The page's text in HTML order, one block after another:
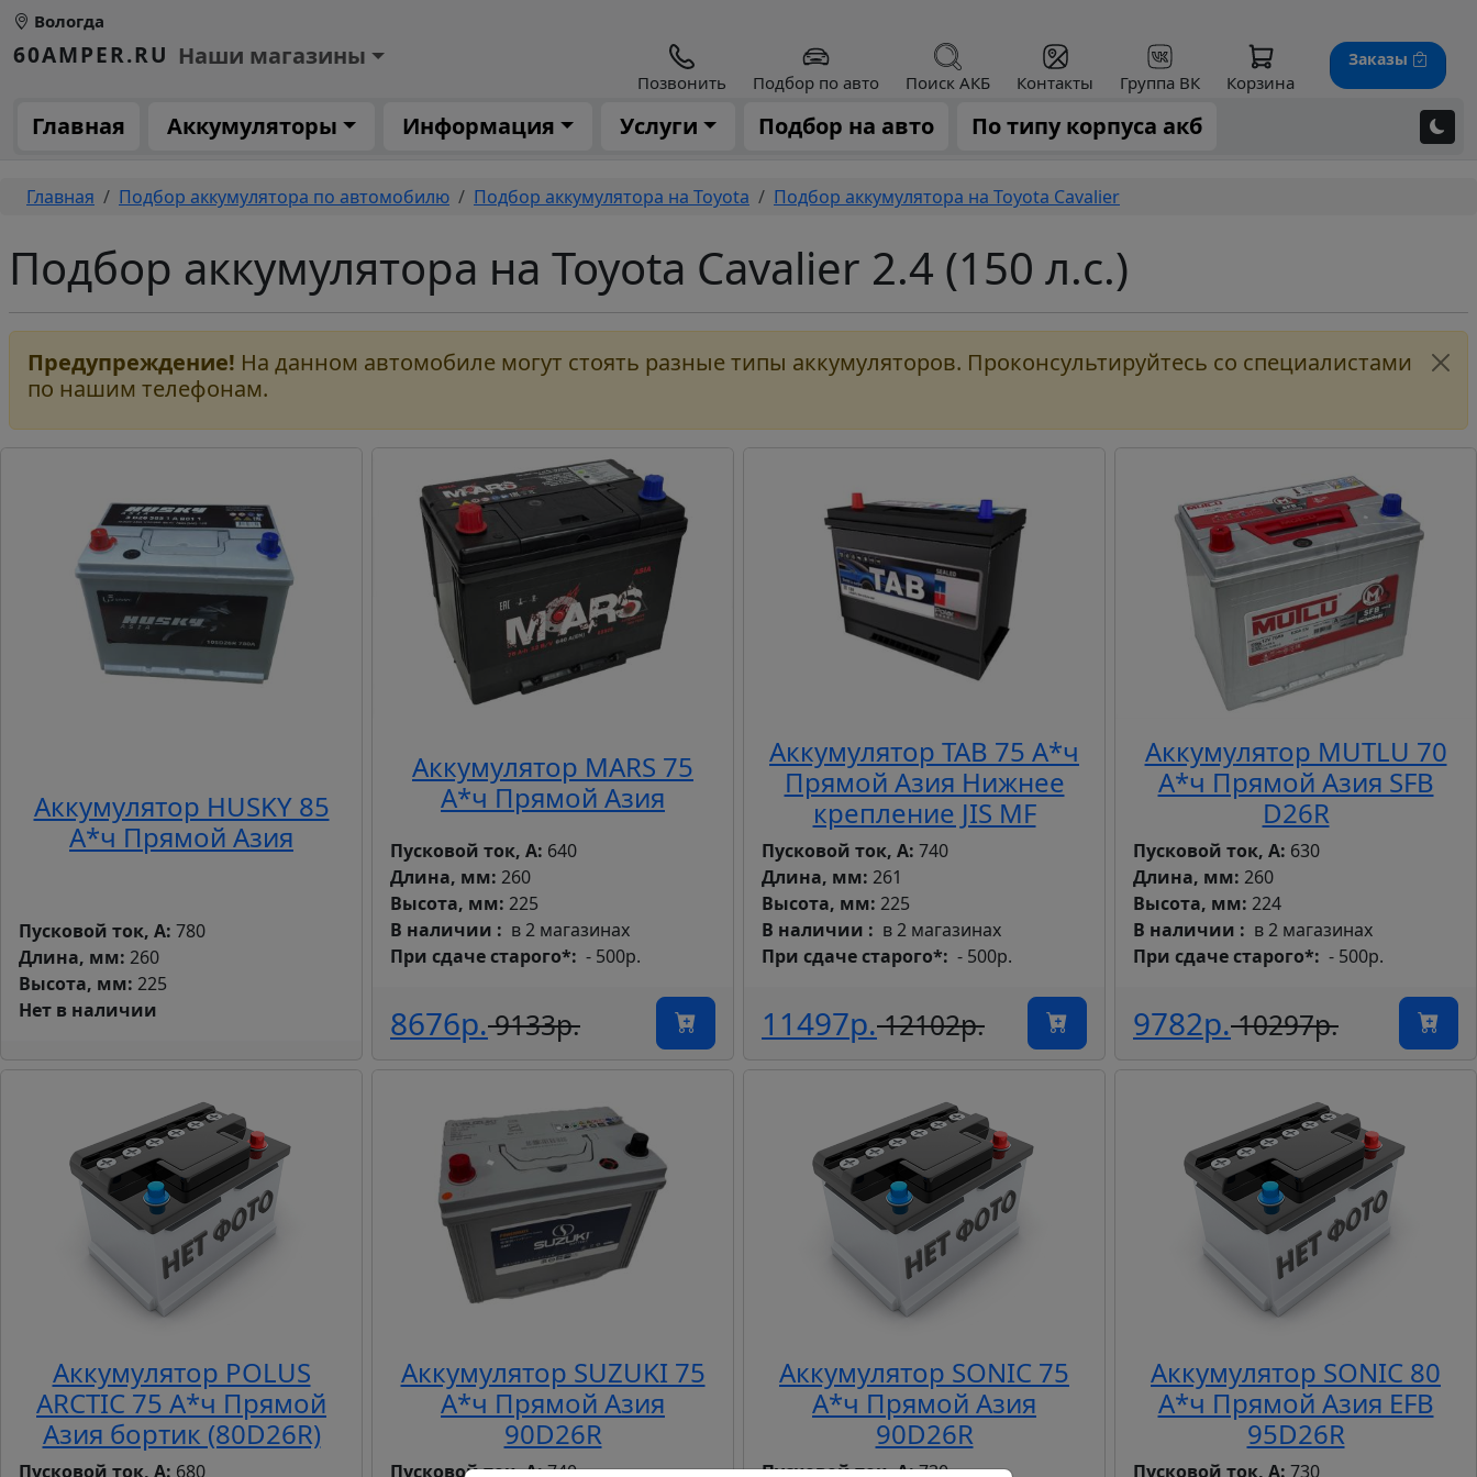
Перейти к основному содержанию
Вологда
60AMPER.RU Основное меню 1
Наши магазины
Позвонить Подбор по авто Поиск АКБ Контакты Группа ВК Корзина
Заказы
Главная Аккумуляторы Информация Услуги Подбор на авто По типу корпуса акб
Строка навигации
Главная Подбор аккумулятора по автомобилю Подбор аккумулятора на Toyota Подбор аккумулятора на Toyota Cavalier
Подбор аккумулятора на Toyota Cavalier 2.4 (150 л.с.)
Предупреждение! На данном автомобиле могут стоять разные типы аккумуляторов. Проконсультируйтесь со специалистами
по нашим телефонам.
Аккумулятор HUSKY 85
А*ч Прямой Азия
Пусковой ток, А: 780
Длина, мм: 260
Высота, мм: 225
Нет в наличии
Аккумулятор MARS 75
А*ч Прямой Азия
Пусковой ток, А: 640
Длина, мм: 260
Высота, мм: 225
В наличии
в 2 магазинах
При сдаче старого*
- 500р.
8676р.9133р.
Аккумулятор TAB 75 А*ч
Прямой Азия Нижнее
крепление JIS MF
Пусковой ток, А: 740
Длина, мм: 261
Высота, мм: 225
В наличии
в 2 магазинах
При сдаче старого*
- 500р.
11497р.12102р.
Аккумулятор MUTLU 70
А*ч Прямой Азия SFB
D26R
Пусковой ток, А: 630
Длина, мм: 260
Высота, мм: 224
В наличии
в 2 магазинах
При сдаче старого*
- 500р.
9782р.10297р.
Аккумулятор POLUS
ARCTIC 75 А*ч Прямой
Азия бортик (80D26R)
Пусковой ток, А: 680
Аккумулятор SUZUKI 75
А*ч Прямой Азия
90D26R
Пусковой ток, А:740
Аккумулятор SONIC 75
А*ч Прямой Азия
90D26R
Пусковой ток, А:730
Аккумулятор SONIC 80
А*ч Прямой Азия EFB
95D26R
Пусковой ток, А: 730